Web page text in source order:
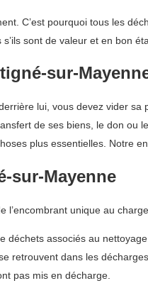
C’est pourquoi tous les
sont de valeur et en bon
sur-
lui, vous devez vider
de ses biens, le don
plus essentielles. Notre
sur-Mayenne
unique au
associés au
retrouvent dans les
pas mis en décharge.